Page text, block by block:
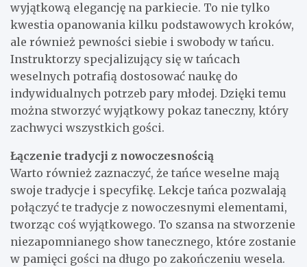
wyjątkową elegancję na parkiecie. To nie tylko
kwestia opanowania kilku podstawowych kroków,
ale również pewności siebie i swobody w tańcu.
Instruktorzy specjalizujący się w tańcach
weselnych potrafią dostosować naukę do
indywidualnych potrzeb pary młodej. Dzięki temu
można stworzyć wyjątkowy pokaz taneczny, który
zachwyci wszystkich gości.
Łączenie tradycji z nowoczesnością
Warto również zaznaczyć, że tańce weselne mają
swoje tradycje i specyfikę. Lekcje tańca pozwalają
połączyć te tradycje z nowoczesnymi elementami,
tworząc coś wyjątkowego. To szansa na stworzenie
niezapomnianego show tanecznego, które zostanie
w pamięci gości na długo po zakończeniu wesela.